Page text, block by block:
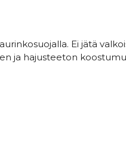
Ei jätä
ja hajusteeton